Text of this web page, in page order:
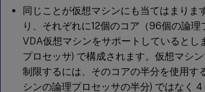
同じことが仮想マシンにも当てはまり
り、それぞれに12個のコア（96個の論
VDA仮想マシンをサポートしているとし
プロセッサ) で構成されます。仮想マシ
制限するには、そのコアの半分を使用す
シンの論理プロセッサの半分) ではなく